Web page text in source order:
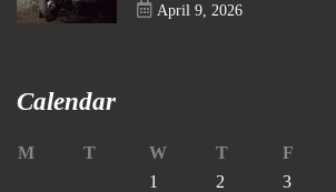
April 9, 2026
Calendar
M T W T F
1
2 3